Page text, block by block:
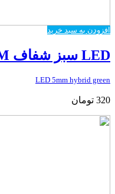
افزودن به سبد خرید
LED سبز شفاف 5MM
LED 5mm hybrid green
320 تومان